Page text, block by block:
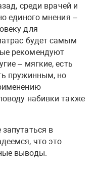
среди врачей и
единого мнения –
для
будет самым
рекомендуют
– мягкие, есть
пружинным, но
набивки также
в
что это
выводы.